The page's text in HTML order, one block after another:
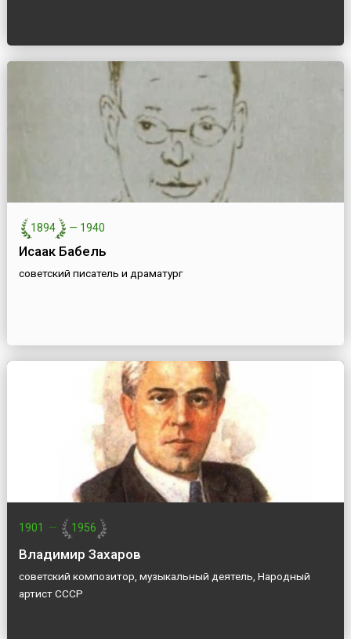
1894 — 1940
Исаак Бабель
советский писатель и драматург
1901 — 1956
Владимир Захаров
советский композитор, музыкальный деятель, Народный
артист СССР